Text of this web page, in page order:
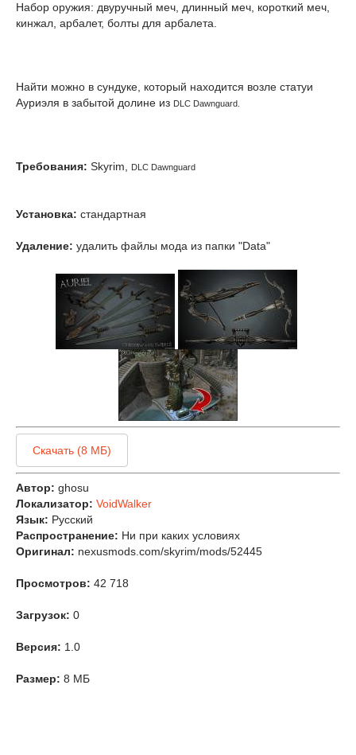
Набор оружия: двуручный меч, длинный меч, короткий меч,
кинжал, арбалет, болты для арбалета.
Найти можно в сундуке, который находится возле статуи
Ауриэля в забытой долине из DLC Dawnguard.
Требования: Skyrim, DLC Dawnguard
Установка: стандартная
Удаление: удалить файлы мода из папки "Data"
Скачать (8 МБ)
Автор: ghosu
Локализатор: VoidWalker
Язык: Русский
Распространение: Ни при каких условиях
Оригинал: nexusmods.com/skyrim/mods/52445
Просмотров: 42 718
Загрузок: 0
Версия: 1.0
Размер: 8 МБ